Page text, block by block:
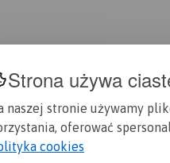
Strona używa
naszej stronie używamy
oferować
cookies